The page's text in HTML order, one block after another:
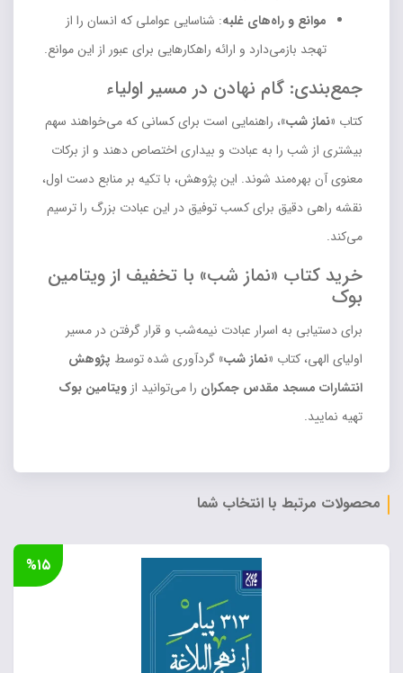
موانع و راه‌های غلبه: شناسایی عواملی که انسان را از
تهجد بازمی‌دارد و ارائه راهکارهایی برای عبور از این موانع.
جمع‌بندی: گام نهادن در مسیر اولیاء
کتاب «نماز شب»، راهنمایی است برای کسانی که می‌خواهند سهم
بیشتری از شب را به عبادت و بیداری اختصاص دهند و از برکات
معنوی آن بهره‌مند شوند. این پژوهش، با تکیه بر منابع دست اول،
نقشه راهی دقیق برای کسب توفیق در این عبادت بزرگ را ترسیم
می‌کند.
خرید کتاب «نماز شب» با تخفیف از ویتامین
بوک
برای دستیابی به اسرار عبادت نیمه‌شب و قرار گرفتن در مسیر
اولیای الهی، کتاب «نماز شب» گردآوری شده توسط پژوهش
انتشارات مسجد مقدس جمکران را می‌توانید از ویتامین بوک
تهیه نمایید.
محصولات مرتبط با انتخاب شما
%۱۵